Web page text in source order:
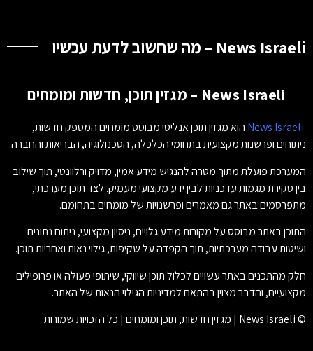
News Israeli – מה שחשוב לדעת עכשיו
News Israeli – מגזין תוכן, חדשות ומומחים
הוא מגזין תוכן אנליטי מבוסס מומחים המספק חדשות,
ניתוחים ופרשנות מקצועית בתחומי הכלכלה, הטכנולוגיה, הבריאות והחברה.
המערכת פועלת מתוך מטרה להנגיש מידע אמין, מדויק ורלוונטי, תוך שילוב
בין סקירת מגמות עדכניות לבין ידע מקצועי מעמיק. לצד תוכן מערכתי,
מתפרסמים באתר גם מאמרים ופרשנויות של מומחים בתחומם.
התוכן באתר מבוסס על מקורות מידע גלויים, ניסיון מקצועי, ניתוח נתונים
ושיטות עבודה מערכתיות, תוך הקפדה על שקיפות, גילוי נאות ואחריות תוכן.
חלק מהתכנים באתר עשויים לכלול תוכן שיווקי, שיתופי פעולה או פרופילים
מקצועיים, והדבר מצוין בהתאם למדיניות הגילוי הנאות של האתר.
© News Israeli | מגזין חדשות, תוכן ומומחים | כל הזכויות שמורות